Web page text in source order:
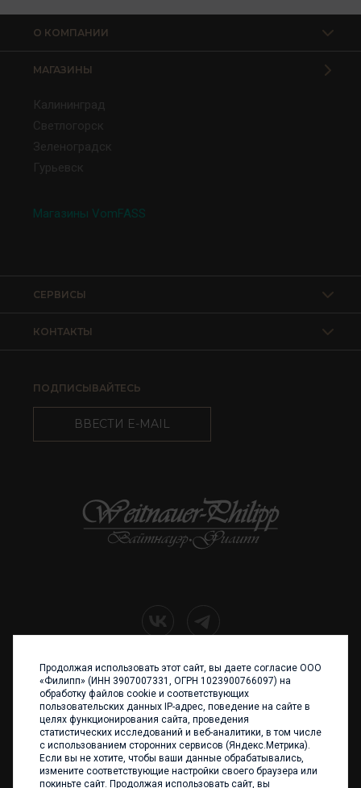
О КОМПАНИИ
МАГАЗИНЫ
Калининград
Светлогорск
Зеленоградск
Гурьевск
Магазины VomFASS
КОНТАКТЫ
СЕРВИСЫ
ПОДПИСЫВАЙТЕСЬ
ВВЕСТИ E-MAIL
+7 (4012) 960 898
236017 Калининград,
ул. Каштановая аллея, 47
Телефон: +7 4012 960 898,
+7 4012 960 856
Написать нам
Продолжая использовать этот сайт, вы даете согласие ООО
«Филипп» (ИНН 3907007331, ОГРН 1023900766097) на
обработку файлов cookie и соответствующих
пользовательских данных IP-адрес, поведение на сайте в
целях функционирования сайта, проведения
статистических исследований и веб-аналитики, в том числе
с использованием сторонних сервисов (Яндекс.Метрика).
Если вы не хотите, чтобы ваши данные обрабатывались,
измените соответствующие настройки своего браузера или
покиньте сайт. Продолжая использовать сайт, вы